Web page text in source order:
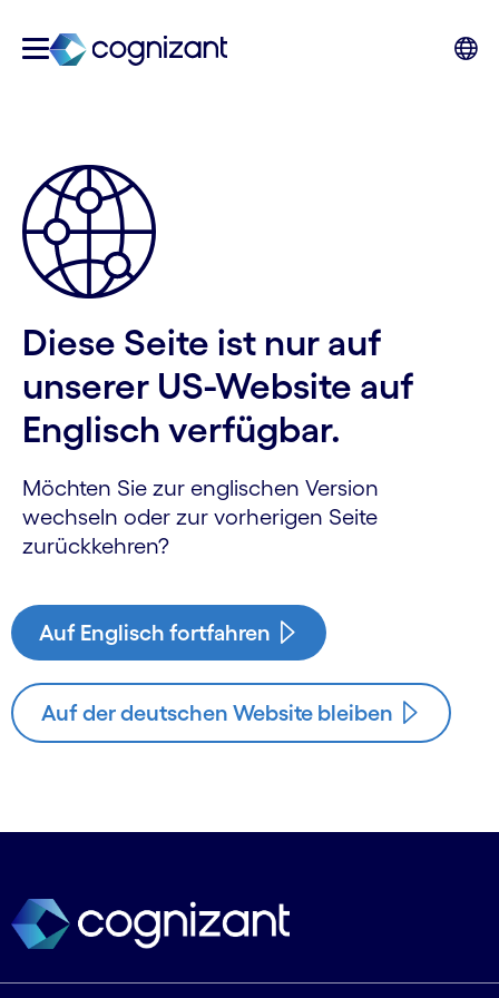
Diese Seite ist nur auf
unserer US-Website auf
Englisch verfügbar.
Möchten Sie zur englischen Version
wechseln oder zur vorherigen Seite
zurückkehren?
Auf Englisch fortfahren
Auf der deutschen Website bleiben